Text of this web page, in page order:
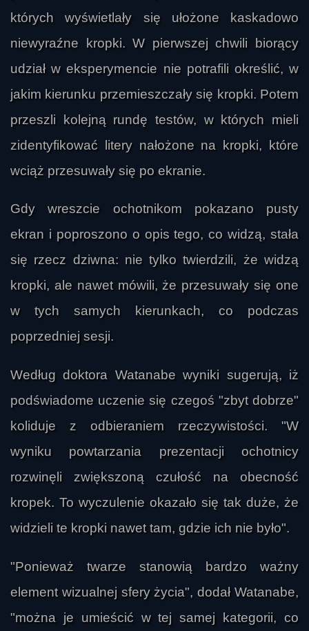
których wyświetlały się ułożone kaskadowo
niewyraźne kropki. W pierwszej chwili biorący
udział w eksperymencie nie potrafili określić, w
jakim kierunku przemieszczały się kropki. Potem
przeszli kolejną rundę testów, w których mieli
zidentyfikować litery nałożone na kropki, które
wciąż przesuwały się po ekranie.
Gdy wreszcie ochotnikom pokazano pusty
ekran i poproszono o opis tego, co widzą, stała
się rzecz dziwna: nie tylko twierdzili, że widzą
kropki, ale nawet mówili, że przesuwały się one
w tych samych kierunkach, co podczas
poprzedniej sesji.
Według doktora Watanabe wyniki sugerują, iż
podświadome uczenie się czegoś "zbyt dobrze"
koliduje z odbieraniem rzeczywistości. "W
wyniku powtarzania prezentacji ochotnicy
rozwinęli zwiększoną czułość na obecność
kropek. To wyczulenie okazało się tak duże, że
widzieli te kropki nawet tam, gdzie ich nie było".
"Ponieważ twarze stanowią bardzo ważny
element wizualnej sfery życia", dodał Watanabe,
"można je umieścić w tej samej kategorii, co
hunter22